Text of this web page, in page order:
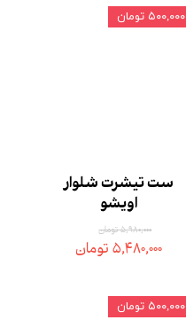
ست تیشرت شلوار
اویشو
۵,۹۸۰,۰۰۰ تومان
۵,۴۸۰,۰۰۰ تومان
۵۰۰,۰۰۰ تومان
۵۰۰,۰۰۰ تومان